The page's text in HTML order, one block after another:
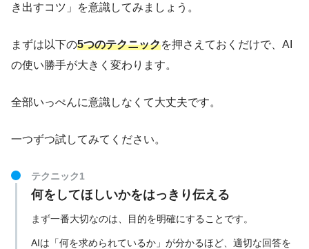
き出すコツ」を意識してみましょう。
まずは以下の5つのテクニックを押さえておくだけで、AI
の使い勝手が大きく変わります。
全部いっぺんに意識しなくて大丈夫です。
一つずつ試してみてください。
テクニック1
何をしてほしいかをはっきり伝える
まず一番大切なのは、目的を明確にすることです。
AIは「何を求められているか」が分かるほど、適切な回答を